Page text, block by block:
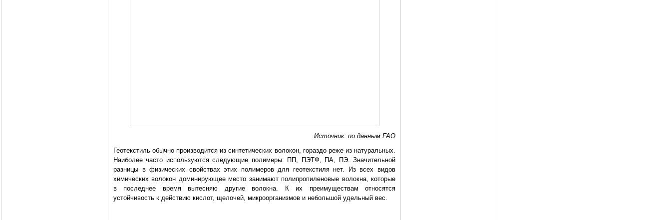
Источник: по данным FAO
Геотекстиль обычно производится из синтетических волокон, гораздо реже из натуральных.
Наиболее часто используются следующие полимеры: ПП, ПЭТФ, ПА, ПЭ. Значительной
разницы в физических свойствах этих полимеров для геотекстиля нет. Из всех видов
химических волокон доминирующее место занимают полипропиленовые волокна, которые
в последнее время вытесняю другие волокна. К их преимуществам относятся
устойчивость к действию кислот, щелочей, микроорганизмов и небольшой удельный вес.